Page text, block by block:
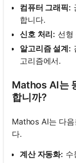
컴퓨터 그래픽:
합니다.
신호 처리: 선형
알고리즘 설계:
고리즘에서.
Mathos AI는
합니까?
Mathos AI는 다
다.
계산 자동화: 수